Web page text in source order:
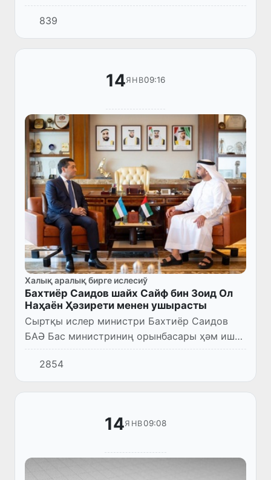
Ўатан қорғаўшылары күни мүнәсибети менен
Өзбекстан Республикасы Миллий гвардиясы
Қарақалпақстан Респу...
839
14ЯНВ09:16
Халық аралық бирге ислесиў
Бахтиёр Саидов шайх Сайф бин Зоид Ол
Наҳаён Ҳәзирети менен ушырасты
Сыртқы ислер министри Бахтиёр Саидов
БАӘ Бас министриниң орынбасары ҳәм ишки
ислер министри Шайх Сайф бин Зоид Ол
Наҳаён Ҳәзирети менен ушырасты.
2854
14ЯНВ09:08